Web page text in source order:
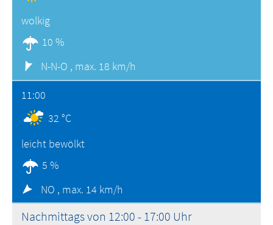
wolkig
10 %
N-N-O , max. 18 km/h
11:00
32 °C
leicht bewölkt
5 %
NO , max. 14 km/h
Nachmittags von 12:00 - 17:00 Uhr